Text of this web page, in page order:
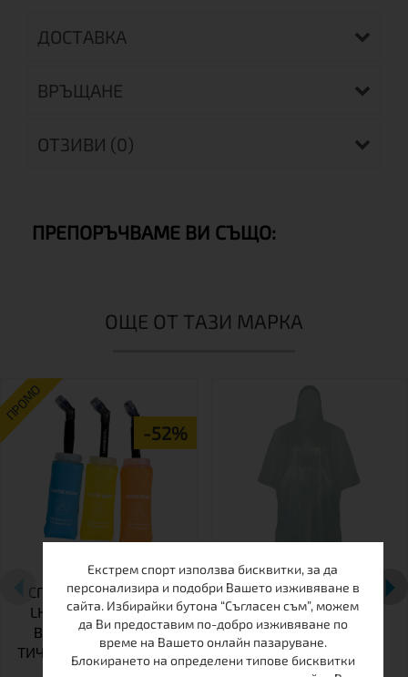
ДОСТАВКА
ВРЪЩАНЕ
ОТЗИВИ (0)
ПРЕПОРЪЧВАМЕ ВИ СЪЩО:
ОЩЕ ОТ ТАЗИ МАРКА
ПРОМО
-52%
СГЪВАЕМА БУТИЛКА
LHOTSE ZUCCA SOFT
BOTTLE 350 ММ ЗА
ТИЧАНЕ И КОЛОЕЗДЕНЕ
ДЪЖДОБРАН LHOTSE
Екстрем спорт използва бисквитки, за да
персонализира и подобри Вашето изживяване в
сайта. Избирайки бутона “Съгласен съм”, можем
да Ви предоставим по-добро изживяване по
време на Вашето онлайн пазаруване.
Блокирането на определени типове бисквитки